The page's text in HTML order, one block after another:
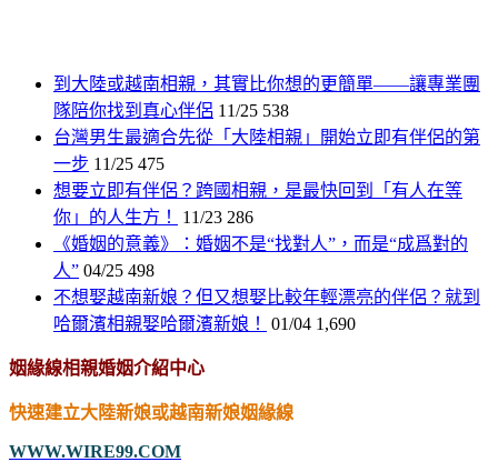
到大陸或越南相親，其實比你想的更簡單——讓專業團
隊陪你找到真心伴侶 11/25 538
台灣男生最適合先從「大陸相親」開始立即有伴侶的第
一步 11/25 475
想要立即有伴侶？跨國相親，是最快回到「有人在等
你」的人生方！
11/23 286
《婚姻的意義》：婚姻不是“找對人”，而是“成爲對的
人” 04/25 498
不想娶越南新娘？但又想娶比較年輕漂亮的伴侶？就到
哈爾濱相親娶哈爾濱新娘！
01/04 1,690
姻緣線相親婚姻介紹中心
快速建立大陸新娘或越南新娘姻緣線
WWW.WIRE99.COM